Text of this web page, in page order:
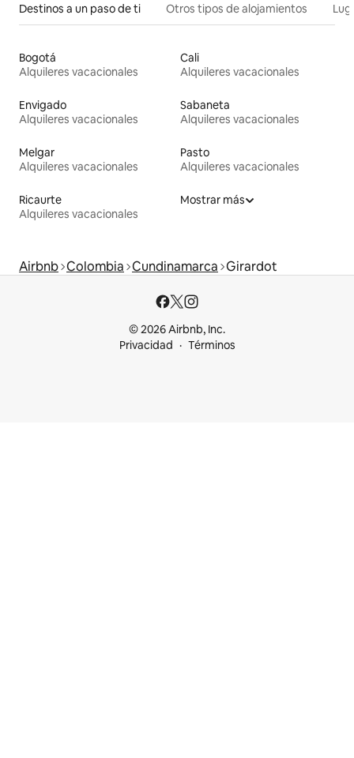
Destinos a un paso de ti Otros tipos de alojamientos
Bogotá
Alquileres vacacionales
Cali
Alquileres vacacionales
Envigado
Alquileres vacacionales
Sabaneta
Alquileres vacacionales
Melgar
Alquileres vacacionales
Pasto
Alquileres vacacionales
Ricaurte
Alquileres vacacionales
Mostrar más
Airbnb Colombia Cundinamarca Girardot
© 2026 Airbnb, Inc.
Privacidad
Términos